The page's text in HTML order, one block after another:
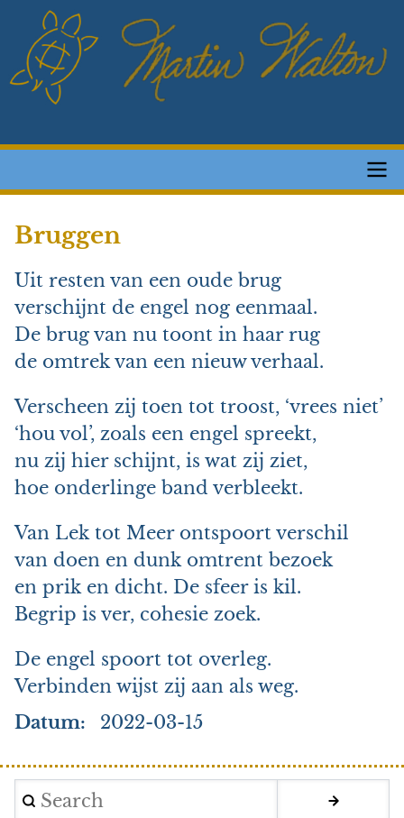
Overslaan
naar
gaan
navigation
Bruggen
Uit resten van een oude brug
verschijnt de engel nog eenmaal.
De brug van nu toont in haar rug
de omtrek van een nieuw verhaal.
Verscheen zij toen tot troost, ‘vrees niet’
‘hou vol’, zoals een engel spreekt,
nu zij hier schijnt, is wat zij ziet,
hoe onderlinge band verbleekt.
Van Lek tot Meer ontspoort verschil
van doen en dunk omtrent bezoek
en prik en dicht. De sfeer is kil.
Begrip is ver, cohesie zoek.
De engel spoort tot overleg.
Verbinden wijst zij aan als weg.
Datum
2022-03-15
Search